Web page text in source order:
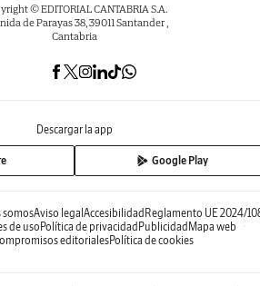
© EDITORIAL CANTABRIA S.A.
de Parayas 38, 39011 Santander ,
Cantabria
Descargar la app
Google Play
somosAviso legalAccesibilidadReglamento UE 2024/
de usoPolítica de privacidadPublicidadMapa web
editorialesPolítica de cookies